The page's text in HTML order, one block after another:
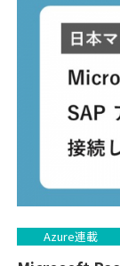
Azure連載